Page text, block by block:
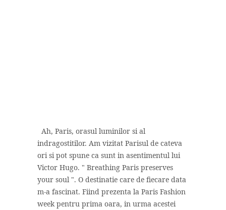
Ah, Paris, orasul luminilor si al
indragostitilor. Am vizitat Parisul de cateva
ori si pot spune ca sunt in asentimentul lui
Victor Hugo. " Breathing Paris preserves
your soul ". O destinatie care de fiecare data
m-a fascinat. Fiind prezenta la Paris Fashion
week pentru prima oara, in urma acestei